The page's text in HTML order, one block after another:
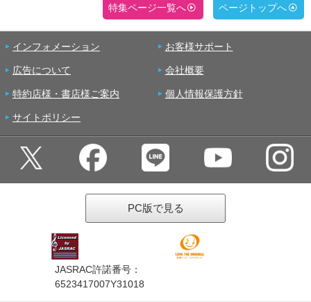
特集ページ一覧へ ページトップへ
インフォメーション お客様サポート
広告について 会社概要
特約店様・書店様ご案内 個人情報保護方針
サイトポリシー
PC版で見る
JASRAC許諾番号：
6523417007Y31018